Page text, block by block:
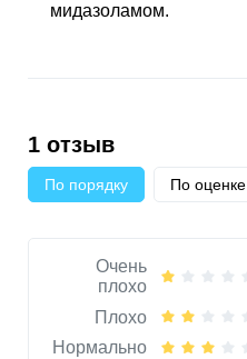
мидазоламом.
1 отзыв
По порядку По оценке
Очень
плохо
Плохо
Нормально